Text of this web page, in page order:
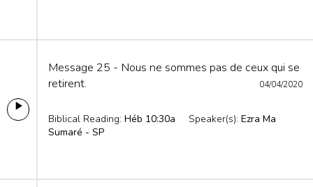
Message 25 - Nous ne sommes pas de ceux qui se
retirent.
04/04/2020
Biblical Reading: Héb 10:30a Speaker(s): Ezra Ma
Sumaré - SP